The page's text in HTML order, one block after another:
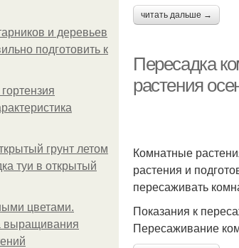
и деревьев
подготовить к
грунт летом
туи в открытый
цветами.
выращивания
читать дальше →
Пересадка
растения
Комнатные
растения и
пересаживать
Показания к
Пересаживание